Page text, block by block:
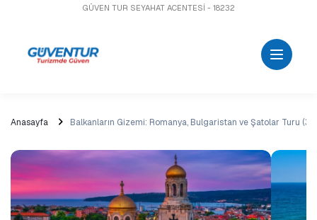
GÜVEN TUR SEYAHAT ACENTESİ - 18232
Anasayfa Balkanların Gizemi: Romanya, Bulgaristan ve Şatolar Turu (3